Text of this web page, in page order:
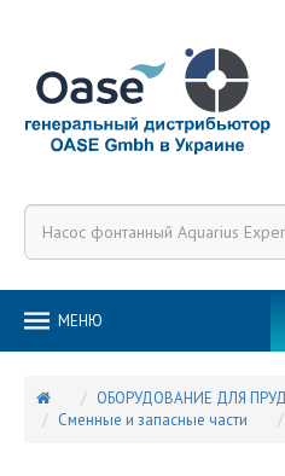
MEНЮ
ОБОРУДОВАНИЕ ДЛЯ
Сменные и запасные части